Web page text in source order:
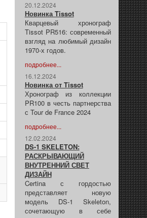
20.12.2024
Новинка Tissot
Кварцевый хронограф
Tissot PR516: современный
взгляд на любимый дизайн
1970-х годов.
подробнее...
16.12.2024
Новинка от Tissot
Хронограф из коллекции
PR100 в честь партнерства
с Tour de France 2024
подробнее...
12.02.2024
DS-1 SKELETON:
РАСКРЫВАЮЩИЙ
ВНУТРЕННИЙ СВЕТ
ДИЗАЙН
Certina с гордостью
представляет новую
модель DS-1 Skeleton,
сочетающую в себе